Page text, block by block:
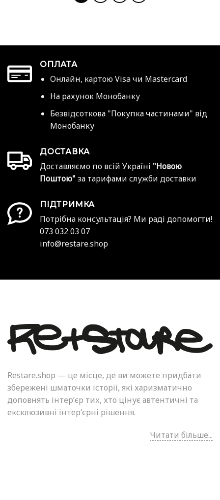
ОПЛАТА
Онлайн, картою Visa чи Mastercard
На рахунок Монобанку
Безвідсоткова "Покупка частинами" від
Монобанку
ДОСТАВКА
Доставляємо по всій Україні "Новою
Поштою" за тарифами служби доставки
ПІДТРИМКА
Потрібна консультація? Ми раді допомогти!
073 032 03 07
info@restare.shop
Restare.shop — це місце, де ви можете придбати
збережені шматочки історії, які харизматично
доповнять інтер’єр тих, хто цінує автентичні та
ексклюзивні інтер’єрні рішення.
Читати більше...